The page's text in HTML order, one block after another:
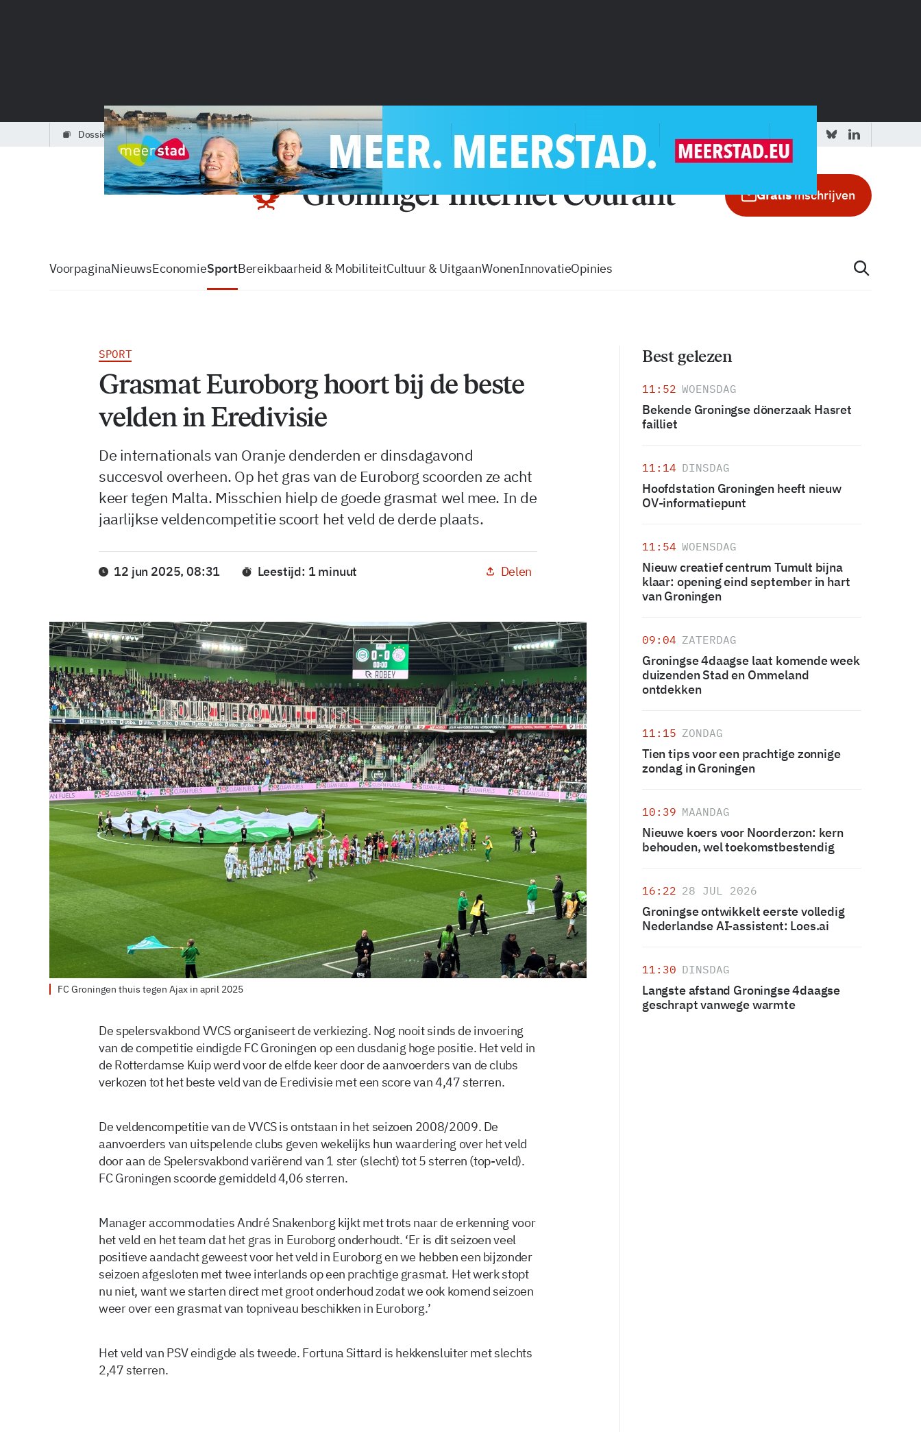
dossiers partners podcasts vacatures zo volg je de GIC Tip de redactie
Gratisinschrijven
VoorpaginaNieuwsEconomieSportBereikbaarheid & MobiliteitCultuur & UitgaanWonenInnovatieOpinies
SPORT
Grasmat Euroborg hoort bij de beste
velden in Eredivisie
De internationals van Oranje denderden er dinsdagavond
succesvol overheen. Op het gras van de Euroborg scoorden ze acht
keer tegen Malta. Misschien hielp de goede grasmat wel mee. In de
jaarlijkse veldencompetitie scoort het veld de derde plaats.
12 jun 2025, 08:31 Leestijd: 1 minuut Delen
FC Groningen thuis tegen Ajax in april 2025
De spelersvakbond VVCS organiseert de verkiezing. Nog nooit sinds de invoering
van de competitie eindigde FC Groningen op een dusdanig hoge positie. Het veld in
de Rotterdamse Kuip werd voor de elfde keer door de aanvoerders van de clubs
verkozen tot het beste veld van de Eredivisie met een score van 4,47 sterren.
De veldencompetitie van de VVCS is ontstaan in het seizoen 2008/2009. De
aanvoerders van uitspelende clubs geven wekelijks hun waardering over het veld
door aan de Spelersvakbond variërend van 1 ster (slecht) tot 5 sterren (top-veld).
FC Groningen scoorde gemiddeld 4,06 sterren.
Manager accommodaties André Snakenborg kijkt met trots naar de erkenning voor
het veld en het team dat het gras in Euroborg onderhoudt. ‘Er is dit seizoen veel
positieve aandacht geweest voor het veld in Euroborg en we hebben een bijzonder
seizoen afgesloten met twee interlands op een prachtige grasmat. Het werk stopt
nu niet, want we starten direct met groot onderhoud zodat we ook komend seizoen
weer over een grasmat van topniveau beschikken in Euroborg.’
Het veld van PSV eindigde als tweede. Fortuna Sittard is hekkensluiter met slechts
2,47 sterren.
Best gelezen
11:52 WOENSDAG
Bekende Groningse dönerzaak Hasret
failliet
11:14 DINSDAG
Hoofdstation Groningen heeft nieuw
OV-informatiepunt
11:54 WOENSDAG
Nieuw creatief centrum Tumult bijna
klaar: opening eind september in hart
van Groningen
09:04 ZATERDAG
Groningse 4daagse laat komende week
duizenden Stad en Ommeland
ontdekken
11:15 ZONDAG
Tien tips voor een prachtige zonnige
zondag in Groningen
10:39 MAANDAG
Nieuwe koers voor Noorderzon: kern
behouden, wel toekomstbestendig
16:22 28 JUL 2026
Groningse ontwikkelt eerste volledig
Nederlandse AI-assistent: Loes.ai
11:30 DINSDAG
Langste afstand Groningse 4daagse
geschrapt vanwege warmte